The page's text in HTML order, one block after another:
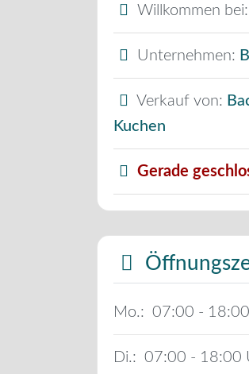
Willkommen bei:
Unternehmen:
Verkauf von:
Kuchen
Gerade
Mo.: 07:00 - 18:00
Di.: 07:00 - 18:00